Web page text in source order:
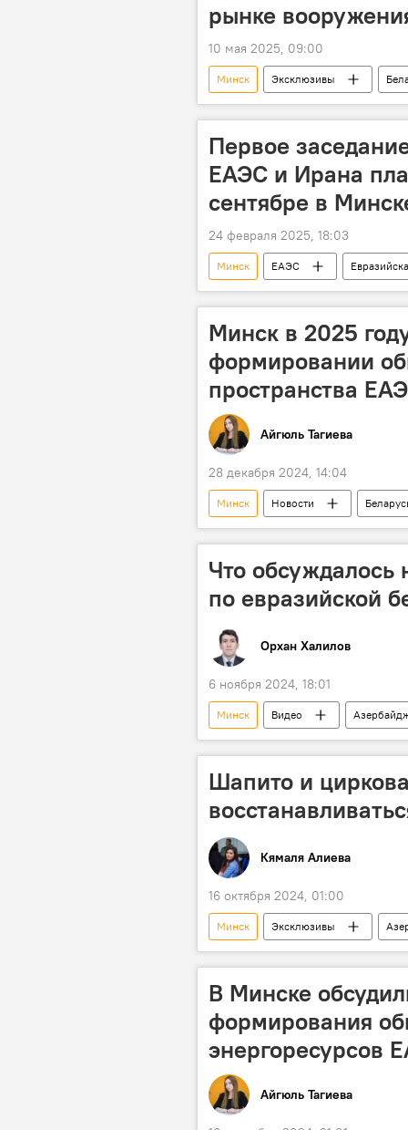
рынке
10 мая 2025, 09:00
Минск Эксклюзивы
Военное сотрудничество
Первое
ЕАЭС и Ирана
сентябре в
24 февраля 2025, 18:03
Минск ЕАЭС
Беларусь
Минск в 2025
формировании
пространства
Айгюль Тагиева
28 декабря 2024, 14:04
Минск Новости
Торговля
Финансы
Что
по евразийской
Орхан Халилов
6 ноября 2024, 18:01
Минск Видео
Южный Кавказ
Евразия
Шапито и
Кямаля Алиева
16 октября 2024, 01:00
Минск Эксклюзивы
Москва
Сочи
В Минске
формирования
энергоресурсов
Айгюль Тагиева